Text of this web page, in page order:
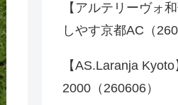
【アルテリーヴォ
しやす京都AC（
【AS.Laranja
2000（260606）